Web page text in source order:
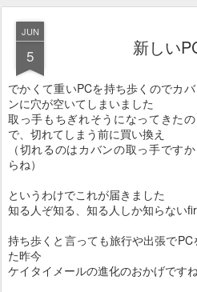
JUN
5 新しい
でかくて重いPCを持ち歩くのでカバ
ンに穴が空いてしまいました
取っ手もちぎれそうになってきたの
で、切れてしまう前に買い換え
（切れるのはカバンの取っ手ですか
らね）
というわけでこれが届きました
知る人ぞ知る、知る人しか知らない
持ち歩くと言っても旅行や出張で
た昨今
ケイタイメールの進化のおかげです